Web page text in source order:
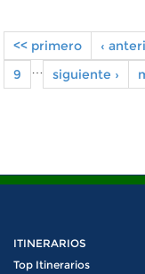
Pages
<< primero ‹
9
… siguiente ›
ITINERARIOS
Top Itinerarios